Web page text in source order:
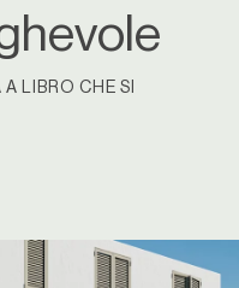
LIBRO CHE SI